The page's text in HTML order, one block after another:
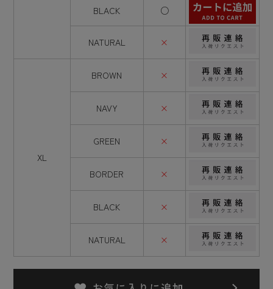
BLACK ○
NATURAL ×
XL
BROWN ×
NAVY ×
GREEN ×
BORDER ×
BLACK ×
NATURAL ×